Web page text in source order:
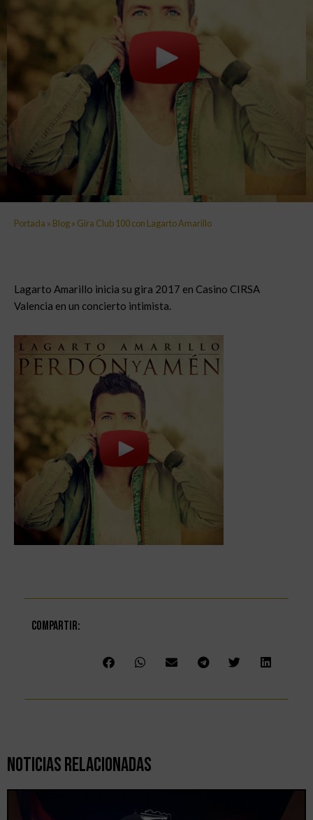
Portada » Blog» Gira Club 100 con Lagarto Amarillo
Lagarto Amarillo inicia su gira 2017 en Casino CIRSA
Valencia en un concierto intimista.
Compartir:
Noticias Relacionadas